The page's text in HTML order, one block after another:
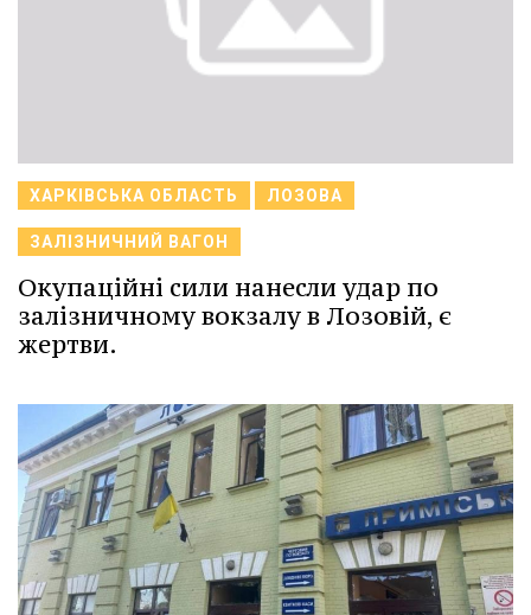
ХАРКІВСЬКА ОБЛАСТЬ ЛОЗОВА
ЗАЛІЗНИЧНИЙ ВАГОН
Окупаційні сили нанесли удар по
залізничному вокзалу в Лозовій, є
жертви.